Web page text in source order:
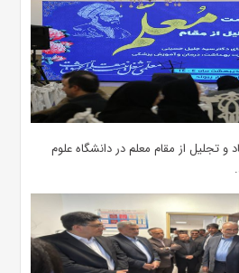
و تجلیل از مقام معلم در دانشگاه علوم